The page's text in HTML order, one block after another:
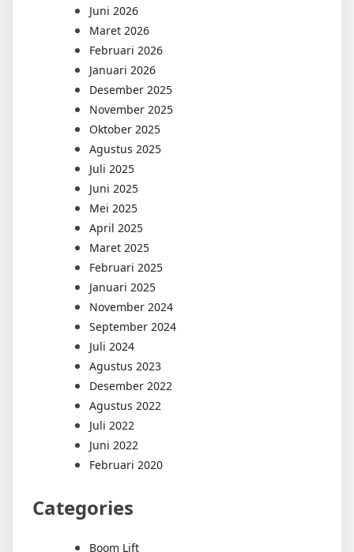
Juni 2026
Maret 2026
Februari 2026
Januari 2026
Desember 2025
November 2025
Oktober 2025
Agustus 2025
Juli 2025
Juni 2025
Mei 2025
April 2025
Maret 2025
Februari 2025
Januari 2025
November 2024
September 2024
Juli 2024
Agustus 2023
Desember 2022
Agustus 2022
Juli 2022
Juni 2022
Februari 2020
Categories
Boom Lift